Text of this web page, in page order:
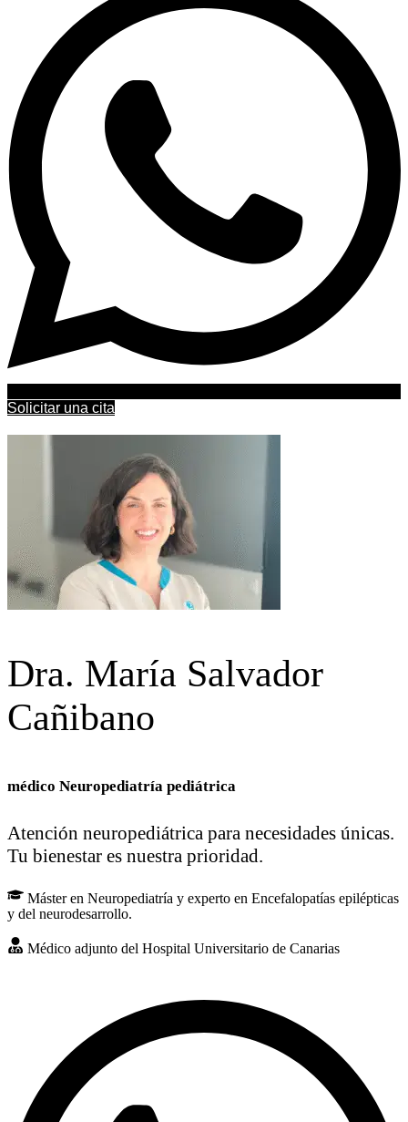
Solicitar una cita
Dra. María Salvador
Cañibano
médico Neuropediatría pediátrica
Atención neuropediátrica para necesidades únicas.
Tu bienestar es nuestra prioridad.
Máster en Neuropediatría y experto en Encefalopatías epilépticas
y del neurodesarrollo.
Médico adjunto del Hospital Universitario de Canarias